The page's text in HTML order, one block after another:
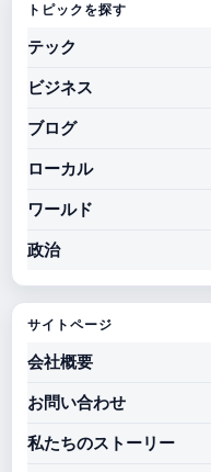
トピックを探す
テック
ビジネス
ブログ
ローカル
ワールド
政治
サイトページ
会社概要
お問い合わせ
私たちのストーリー